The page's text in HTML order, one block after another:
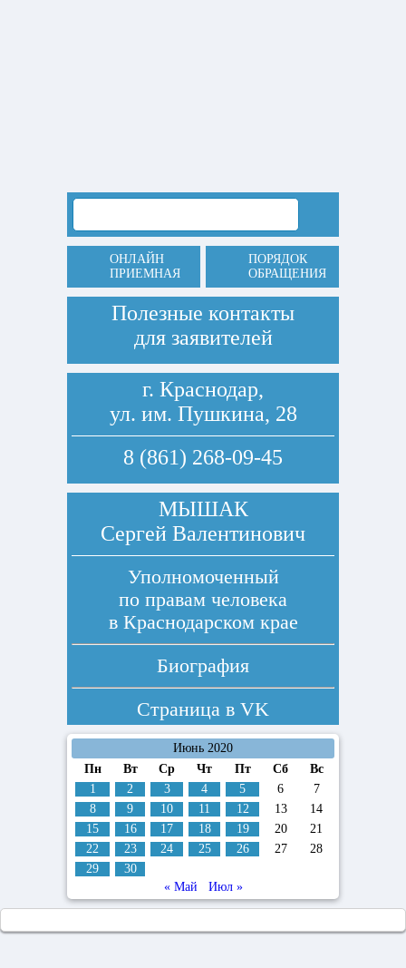
ОНЛАЙН
ПРИЕМНАЯ
ПОРЯДОК
ОБРАЩЕНИЯ
Полезные контакты
для заявителей
г. Краснодар,
ул. им. Пушкина, 28
8 (861) 268-09-45
МЫШАК
Сергей Валентинович
Уполномоченный
по правам человека
в Краснодарском крае
Биография
Страница в VK
Июнь 2020
Пн
Вт Ср Чт Пт Сб
Вс
1
2 3 4 5 6
7
8
9 10 11 12 13
14
15
16 17 18 19 20
21
22
23 24 25 26 27
28
29
30
« Май
Июл »